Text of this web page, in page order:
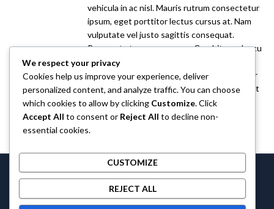
vehicula in ac nisl. Mauris rutrum consectetur
ipsum, eget porttitor lectus cursus at. Nam
vulputate vel justo sagittis consequat.
Praesent at semper magna. Curabitur vel arcu
nec purus molestie venenatis. Donec tellus
diam, sodales commodo nisi pulvinar, efficitur
rutrum sapien. Vestibulum imperdiet sit amet
eros et luctus.
Castlethecollection © 2026 byCastlethecollectionAll Rights
Reserved.
We respect your privacy
Cookies help us improve your experience, deliver
personalized content, and analyze traffic. You can choose
which cookies to allow by clicking Customize. Click
Accept All to consent or Reject All to decline non-
essential cookies.
CUSTOMIZE
REJECT ALL